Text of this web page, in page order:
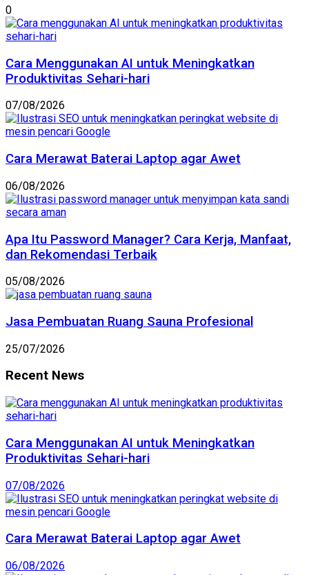
0
Cara Menggunakan AI untuk Meningkatkan
Produktivitas Sehari-hari
07/08/2026
Cara Merawat Baterai Laptop agar Awet
06/08/2026
Apa Itu Password Manager? Cara Kerja, Manfaat,
dan Rekomendasi Terbaik
05/08/2026
Jasa Pembuatan Ruang Sauna Profesional
25/07/2026
Recent News
Cara Menggunakan AI untuk Meningkatkan
Produktivitas Sehari-hari
07/08/2026
Cara Merawat Baterai Laptop agar Awet
06/08/2026